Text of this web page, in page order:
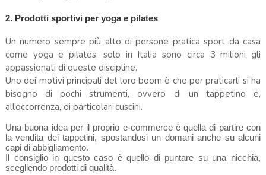
2. Prodotti sportivi per yoga e pilates
Un numero sempre più alto di persone pratica sport da casa
come yoga e pilates, solo in Italia sono circa 3 milioni gli
appassionati di queste discipline.
Uno dei motivi principali del loro boom è che per praticarli si ha
bisogno di pochi strumenti, ovvero di un tappetino e,
all’occorrenza, di particolari cuscini.
Una buona idea per il proprio e-commerce è quella di partire con
la vendita dei tappetini, spostandosi un domani anche su alcuni
capi di abbigliamento.
Il consiglio in questo caso è quello di puntare su una nicchia,
scegliendo prodotti di qualità.